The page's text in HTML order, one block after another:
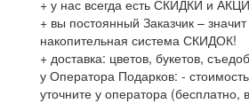
+ у нас всегда есть СКИДКИ и
+ вы постоянный Заказчик –
накопительная система СКИДОК!
+ доставка: цветов, букетов,
у Оператора Подарков: -
уточните у оператора (бесплатно,